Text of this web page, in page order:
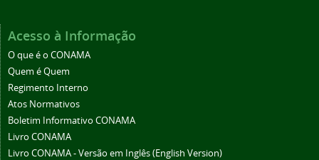
Acesso à Informação
O que é o CONAMA
Quem é Quem
Regimento Interno
Atos Normativos
Boletim Informativo CONAMA
Livro CONAMA
Livro CONAMA - Versão em Inglês (English Version)